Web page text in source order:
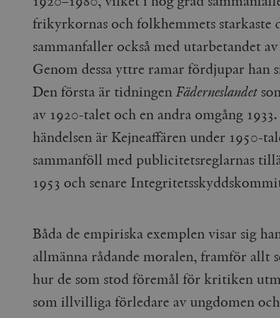
frikyrkornas och folkhemmets starkaste
sammanfaller också med utarbetandet
Genom dessa yttre ramar fördjupar han
Den första är tidningenFäderneslandet
av 1920-talet och en andra omgång
händelsen är Kejneaffären under 1950-
sammanföll med publicitetsreglarnas
1953 och senare
Båda de empiriska exemplen visar sig
allmänna rådande moralen, framför allt
hur de som stod föremål för kritiken
som illvilliga förledare av ungdomen
Google LLC
.timbro.se
Denna
unikt värde
sidvisningar.
_gat_UA-19195086-1 .timbro.se
54
Detta är en
kontot eller
webbplatser
_ga_YBG49SLCTY
månad
Denna
_hjSessionUser_675006 .timbro.se 1 år
_hjIncludedInSessionSample_675006 .timbro.se
2
_hjSession_675006 .timbro.se
30
mailchimp_landing_site
Mailchimp
timbro.se
28 dagar
Cloudflare
Inc.
minuter
Denna cookie används
för webbplatsen för att
Platform Inc.
månader
från
Inc.
.vimeo.com
månad
Dessa kakor används